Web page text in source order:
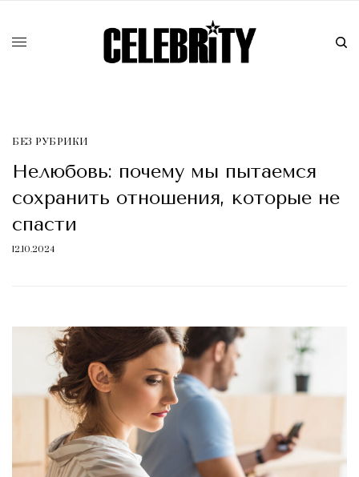
БЕЗ РУБРИКИ
Нелюбовь: почему мы пытаемся
сохранить отношения, которые не
спасти
12.10.2024